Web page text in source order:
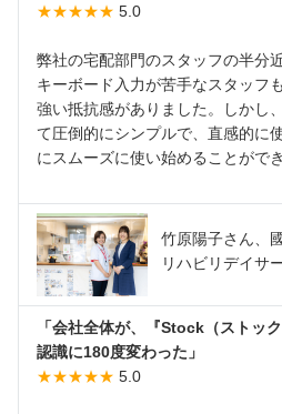
★★★★★ 5.0
弊社の宅配部門のスタッフの半分
キーボード入力が苦手なスタッフ
強い抵抗感がありました。しかし
て圧倒的にシンプルで、直感的に
にスムーズに使い始めることがで
竹原陽子さん、
リハビリデイサ
「会社全体が、『Stock（ストッ
認識に180度変わった」
★★★★★ 5.0